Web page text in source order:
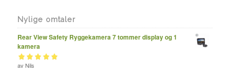
Nylige omtaler
Rear View Safety Ryggekamera 7 tommer display og 1
kamera
Vurdert
av Nils